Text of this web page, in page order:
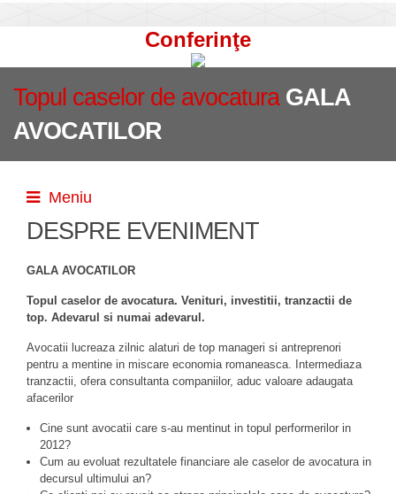
Conferinţe
Topul caselor de avocatura GALA
AVOCATILOR
Meniu
DESPRE EVENIMENT
GALA AVOCATILOR
Topul caselor de avocatura. Venituri, investitii, tranzactii de
top. Adevarul si numai adevarul.
Avocatii lucreaza zilnic alaturi de top manageri si antreprenori
pentru a mentine in miscare economia romaneasca. Intermediaza
tranzactii, ofera consultanta companiilor, aduc valoare adaugata
afacerilor
Cine sunt avocatii care s-au mentinut in topul performerilor in
2012?
Cum au evoluat rezultatele financiare ale caselor de avocatura in
decursul ultimului an?